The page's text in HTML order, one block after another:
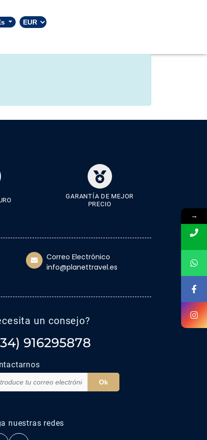
→
GARANTÍA DE MEJOR
PRECIO
Correo Electrónico
info@planettravel.es
un consejo?
916295878
Ok
nuestras redes